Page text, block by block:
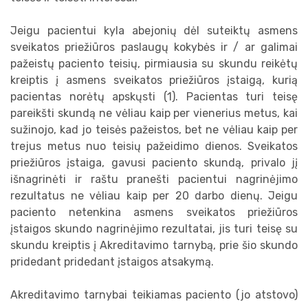
Jeigu pacientui kyla abejonių dėl suteiktų asmens
sveikatos priežiūros paslaugų kokybės ir / ar galimai
pažeistų paciento teisių, pirmiausia su skundu reikėtų
kreiptis į asmens sveikatos priežiūros įstaigą, kurią
pacientas norėtų apskųsti (1). Pacientas turi teisę
pareikšti skundą ne vėliau kaip per vienerius metus, kai
sužinojo, kad jo teisės pažeistos, bet ne vėliau kaip per
trejus metus nuo teisių pažeidimo dienos. Sveikatos
priežiūros įstaiga, gavusi paciento skundą, privalo jį
išnagrinėti ir raštu pranešti pacientui nagrinėjimo
rezultatus ne vėliau kaip per 20 darbo dienų. Jeigu
paciento netenkina asmens sveikatos priežiūros
įstaigos skundo nagrinėjimo rezultatai, jis turi teisę su
skundu kreiptis į Akreditavimo tarnybą, prie šio skundo
pridedant pridedant įstaigos atsakymą.
Akreditavimo tarnybai teikiamas paciento (jo atstovo)